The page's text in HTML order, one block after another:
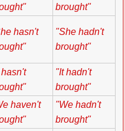
brought"
hasn't
"She hadn't
brought"
hasn't
"It hadn't
brought"
haven't
"We hadn't
brought"